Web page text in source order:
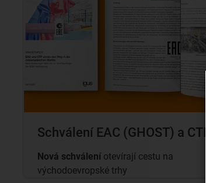
Schválení EAC (GHOST) a CTP
Nová schválení otevírají cestu na
východoevropské trhy